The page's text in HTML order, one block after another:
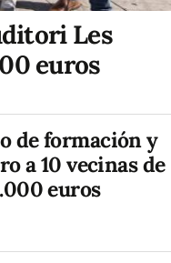
Les
euros
de formación y
a 10 vecinas de
euros